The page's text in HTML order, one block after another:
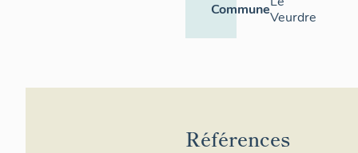
CommuneVeurdre
Références